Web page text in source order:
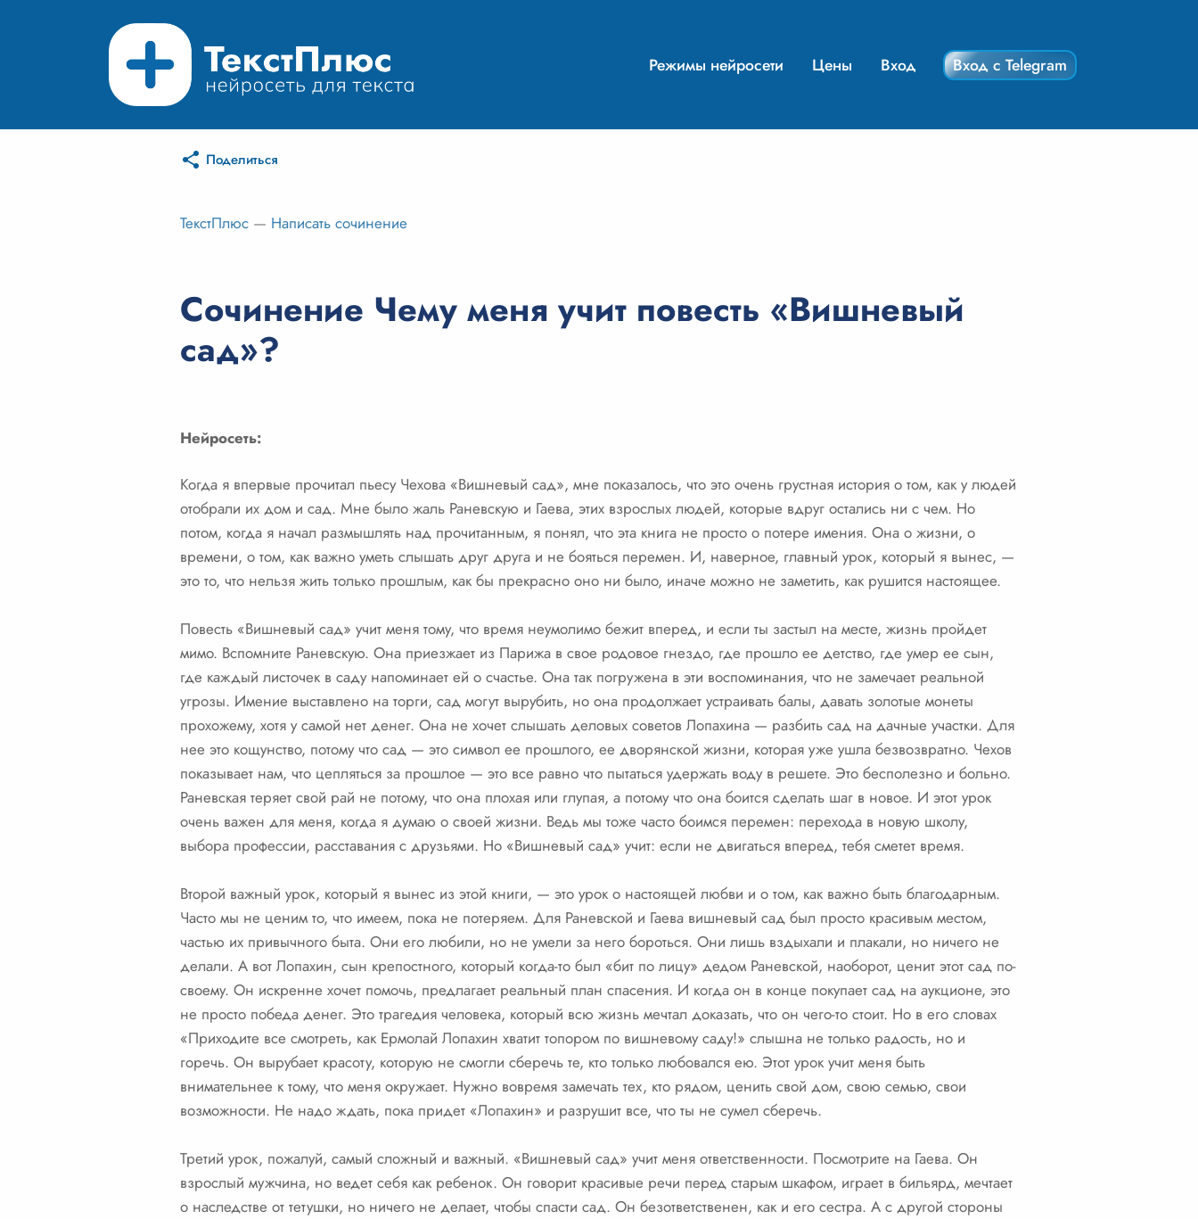
Режимы нейросети Цены Вход Вход с Telegram
Поделиться
ТекстПлюс — Написать сочинение
Сочинение Чему меня учит повесть «Вишневый
сад»?
Нейросеть:
Когда я впервые прочитал пьесу Чехова «Вишневый сад», мне показалось, что это очень грустная история о том, как у людей
отобрали их дом и сад. Мне было жаль Раневскую и Гаева, этих взрослых людей, которые вдруг остались ни с чем. Но
потом, когда я начал размышлять над прочитанным, я понял, что эта книга не просто о потере имения. Она о жизни, о
времени, о том, как важно уметь слышать друг друга и не бояться перемен. И, наверное, главный урок, который я вынес, —
это то, что нельзя жить только прошлым, как бы прекрасно оно ни было, иначе можно не заметить, как рушится настоящее.
Повесть «Вишневый сад» учит меня тому, что время неумолимо бежит вперед, и если ты застыл на месте, жизнь пройдет
мимо. Вспомните Раневскую. Она приезжает из Парижа в свое родовое гнездо, где прошло ее детство, где умер ее сын,
где каждый листочек в саду напоминает ей о счастье. Она так погружена в эти воспоминания, что не замечает реальной
угрозы. Имение выставлено на торги, сад могут вырубить, но она продолжает устраивать балы, давать золотые монеты
прохожему, хотя у самой нет денег. Она не хочет слышать деловых советов Лопахина — разбить сад на дачные участки. Для
нее это кощунство, потому что сад — это символ ее прошлого, ее дворянской жизни, которая уже ушла безвозвратно. Чехов
показывает нам, что цепляться за прошлое — это все равно что пытаться удержать воду в решете. Это бесполезно и больно.
Раневская теряет свой рай не потому, что она плохая или глупая, а потому что она боится сделать шаг в новое. И этот урок
очень важен для меня, когда я думаю о своей жизни. Ведь мы тоже часто боимся перемен: перехода в новую школу,
выбора профессии, расставания с друзьями. Но «Вишневый сад» учит: если не двигаться вперед, тебя сметет время.
Второй важный урок, который я вынес из этой книги, — это урок о настоящей любви и о том, как важно быть благодарным.
Часто мы не ценим то, что имеем, пока не потеряем. Для Раневской и Гаева вишневый сад был просто красивым местом,
частью их привычного быта. Они его любили, но не умели за него бороться. Они лишь вздыхали и плакали, но ничего не
делали. А вот Лопахин, сын крепостного, который когда-то был «бит по лицу» дедом Раневской, наоборот, ценит этот сад по-
своему. Он искренне хочет помочь, предлагает реальный план спасения. И когда он в конце покупает сад на аукционе, это
не просто победа денег. Это трагедия человека, который всю жизнь мечтал доказать, что он чего-то стоит. Но в его словах
«Приходите все смотреть, как Ермолай Лопахин хватит топором по вишневому саду!» слышна не только радость, но и
горечь. Он вырубает красоту, которую не смогли сберечь те, кто только любовался ею. Этот урок учит меня быть
внимательнее к тому, что меня окружает. Нужно вовремя замечать тех, кто рядом, ценить свой дом, свою семью, свои
возможности. Не надо ждать, пока придет «Лопахин» и разрушит все, что ты не сумел сберечь.
Третий урок, пожалуй, самый сложный и важный. «Вишневый сад» учит меня ответственности. Посмотрите на Гаева. Он
взрослый мужчина, но ведет себя как ребенок. Он говорит красивые речи перед старым шкафом, играет в бильярд, мечтает
о наследстве от тетушки, но ничего не делает, чтобы спасти сад. Он безответственен, как и его сестра. А с другой стороны